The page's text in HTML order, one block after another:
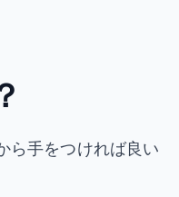
ら手をつければ良い